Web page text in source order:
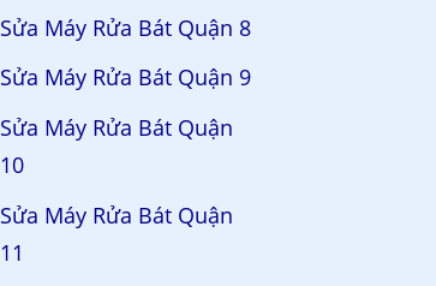
Sửa Máy Rửa Bát Quận 8
Sửa Máy Rửa Bát Quận 9
Sửa Máy Rửa Bát Quận
10
Sửa Máy Rửa Bát Quận
11